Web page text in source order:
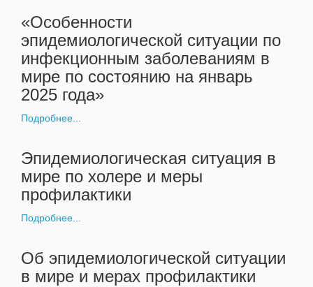
«Особенности
эпидемиологической ситуации по
инфекционным заболеваниям в
мире по состоянию на январь
2025 года»
Подробнее...
Эпидемиологическая ситуация в
мире по холере и меры
профилактики
Подробнее...
Об эпидемиологической ситуации
в мире и мерах профилактики